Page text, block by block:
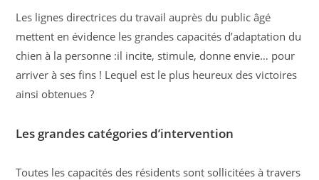
Les lignes directrices du travail auprès du public âgé
mettent en évidence les grandes capacités d’adaptation du
chien à la personne :il incite, stimule, donne envie… pour
arriver à ses fins ! Lequel est le plus heureux des victoires
ainsi obtenues ?
Les grandes catégories d’intervention
Toutes les capacités des résidents sont sollicitées à travers